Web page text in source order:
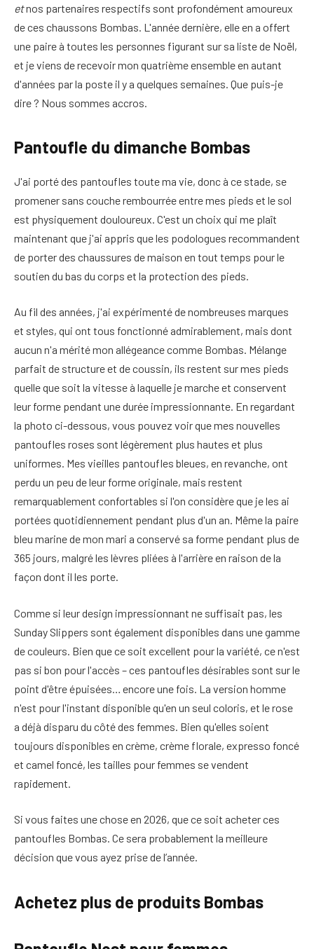
etnos partenaires respectifs sont profondément amoureux
de ces chaussons Bombas. L'année dernière, elle en a offert
une paire à toutes les personnes figurant sur sa liste de Noël,
et je viens de recevoir mon quatrième ensemble en autant
d'années par la poste il y a quelques semaines. Que puis-je
dire ? Nous sommes accros.
Pantoufle du dimanche Bombas
J'ai porté des pantoufles toute ma vie, donc à ce stade, se
promener sans couche rembourrée entre mes pieds et le sol
est physiquement douloureux. C'est un choix qui me plaît
maintenant que j'ai appris que les podologues recommandent
de porter des chaussures de maison en tout temps pour le
soutien du bas du corps et la protection des pieds.
Au fil des années, j'ai expérimenté de nombreuses marques
et styles, qui ont tous fonctionné admirablement, mais dont
aucun n'a mérité mon allégeance comme Bombas. Mélange
parfait de structure et de coussin, ils restent sur mes pieds
quelle que soit la vitesse à laquelle je marche et conservent
leur forme pendant une durée impressionnante. En regardant
la photo ci-dessous, vous pouvez voir que mes nouvelles
pantoufles roses sont légèrement plus hautes et plus
uniformes. Mes vieilles pantoufles bleues, en revanche, ont
perdu un peu de leur forme originale, mais restent
remarquablement confortables si l'on considère que je les ai
portées quotidiennement pendant plus d'un an. Même la paire
bleu marine de mon mari a conservé sa forme pendant plus de
365 jours, malgré les lèvres pliées à l'arrière en raison de la
façon dont il les porte.
Comme si leur design impressionnant ne suffisait pas, les
Sunday Slippers sont également disponibles dans une gamme
de couleurs. Bien que ce soit excellent pour la variété, ce n'est
pas si bon pour l'accès – ces pantoufles désirables sont sur le
point d'être épuisées… encore une fois. La version homme
n'est pour l'instant disponible qu'en un seul coloris, et le rose
a déjà disparu du côté des femmes. Bien qu'elles soient
toujours disponibles en crème, crème florale, expresso foncé
et camel foncé, les tailles pour femmes se vendent
rapidement.
Si vous faites une chose en 2026, que ce soit acheter ces
pantoufles Bombas. Ce sera probablement la meilleure
décision que vous ayez prise de l’année.
Achetez plus de produits Bombas